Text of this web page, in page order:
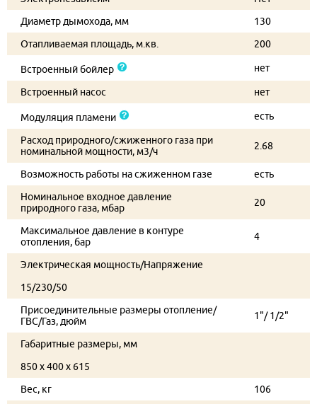
Диаметр дымохода, мм
130
Отапливаемая площадь, м.кв.
200
Встроенный бойлер нет
Встроенный насос нет
Модуляция пламени есть
Расход природного/сжиженного газа при
номинальной мощности, м3/ч
2.68
Возможность работы на сжиженном газе
есть
Номинальное входное давление
природного газа, мбар
20
Максимальное давление в контуре
отопления, бар
4
Электрическая мощность/Напряжение
15/230/50
Присоединительные размеры отопление/
ГВС/Газ, дюйм
1"/ 1/2"
Габаритные размеры, мм
850 x 400 x 615
Вес, кг
106